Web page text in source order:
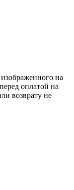
на
оплатой на
возврату не